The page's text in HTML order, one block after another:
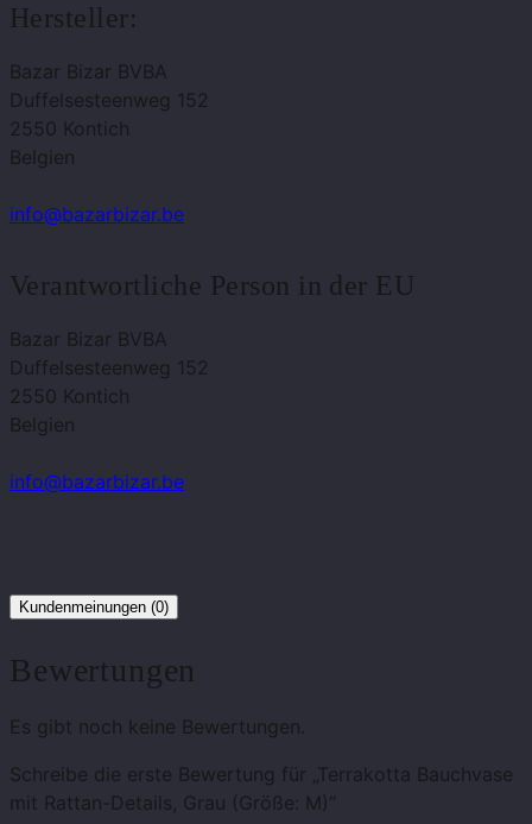
Hersteller:
Bazar Bizar BVBA
Duffelsesteenweg 152
2550 Kontich
Belgien
info@bazarbizar.be
Verantwortliche Person in der EU
Bazar Bizar BVBA
Duffelsesteenweg 152
2550 Kontich
Belgien
info@bazarbizar.be
Kundenmeinungen (0)
Bewertungen
Es gibt noch keine Bewertungen.
Schreibe die erste Bewertung für „Terrakotta Bauchvase
mit Rattan-Details, Grau (Größe: M)“